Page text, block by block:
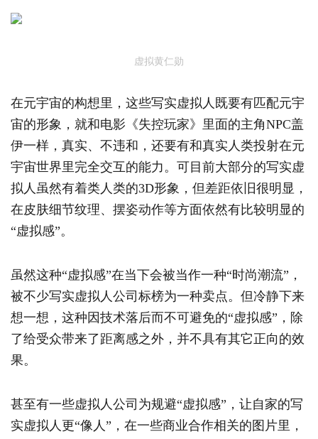
虚拟黄仁勋
在元宇宙的构想里，这些写实虚拟人既要有匹配元宇
宙的形象，就和电影《失控玩家》里面的主角NPC盖
伊一样，真实、不违和，还要有和真实人类投射在元
宇宙世界里完全交互的能力。可目前大部分的写实虚
拟人虽然有着类人类的3D形象，但差距依旧很明显，
在皮肤细节纹理、摆姿动作等方面依然有比较明显的
“虚拟感”。
虽然这种“虚拟感”在当下会被当作一种“时尚潮流”，
被不少写实虚拟人公司标榜为一种卖点。但冷静下来
想一想，这种因技术落后而不可避免的“虚拟感”，除
了给受众带来了距离感之外，并不具有其它正向的效
果。
甚至有一些虚拟人公司为规避“虚拟感”，让自家的写
实虚拟人更“像人”，在一些商业合作相关的图片里，